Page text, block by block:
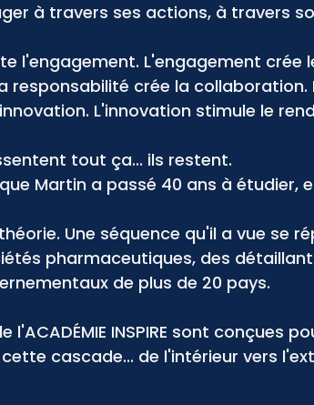
à travers ses actions, à travers
l'engagement. L'engagement crée
responsabilité crée la
L'innovation stimule le
tout ça... ils restent.
Martin a passé 40 ans à étudier,
Une séquence qu'il a vue se
pharmaceutiques, des
de plus de 20 pays.
l'ACADÉMIE INSPIRE sont conçues
cascade... de l'intérieur vers